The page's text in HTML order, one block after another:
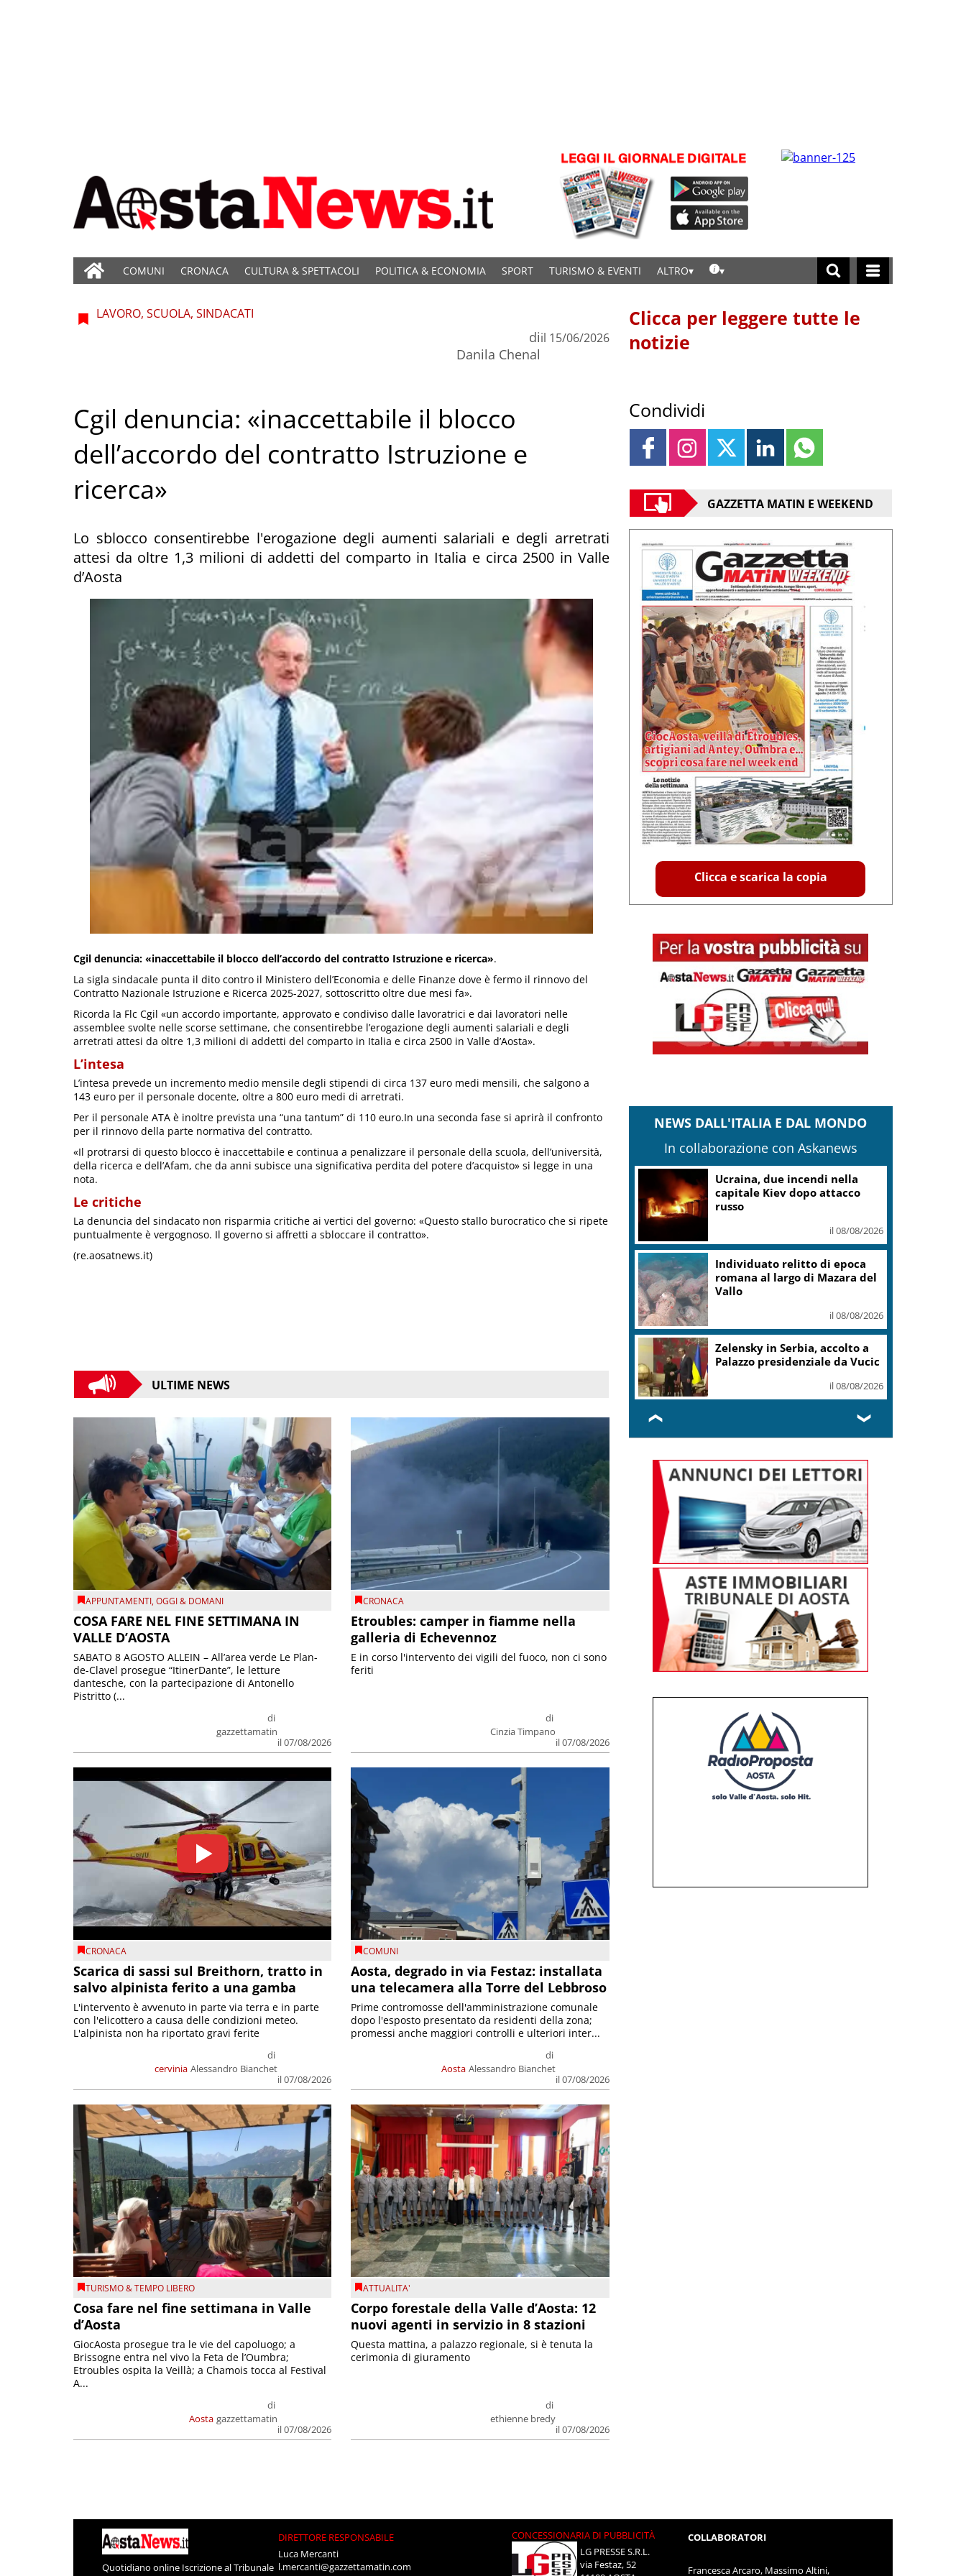
COMUNI CRONACA CULTURA & SPETTACOLI POLITICA & ECONOMIA SPORT TURISMO & EVENTI ALTRO
LAVORO, SCUOLA, SINDACATI
di
Danila Chenal
il 15/06/2026
Cgil denuncia: «inaccettabile il blocco
dell’accordo del contratto Istruzione e
ricerca»
Lo sblocco consentirebbe l'erogazione degli aumenti salariali e degli arretrati
attesi da oltre 1,3 milioni di addetti del comparto in Italia e circa 2500 in Valle
d’Aosta
Cgil denuncia: «inaccettabile il blocco dell’accordo del contratto Istruzione e ricerca».
La sigla sindacale punta il dito contro il Ministero dell’Economia e delle Finanze dove è fermo il rinnovo del
Contratto Nazionale Istruzione e Ricerca 2025-2027, sottoscritto oltre due mesi fa».
Ricorda la Flc Cgil «un accordo importante, approvato e condiviso dalle lavoratrici e dai lavoratori nelle
assemblee svolte nelle scorse settimane, che consentirebbe l’erogazione degli aumenti salariali e degli
arretrati attesi da oltre 1,3 milioni di addetti del comparto in Italia e circa 2500 in Valle d’Aosta».
L’intesa
L’intesa prevede un incremento medio mensile degli stipendi di circa 137 euro medi mensili, che salgono a
143 euro per il personale docente, oltre a 800 euro medi di arretrati.
Per il personale ATA è inoltre prevista una “una tantum” di 110 euro.In una seconda fase si aprirà il confronto
per il rinnovo della parte normativa del contratto.
«Il protrarsi di questo blocco è inaccettabile e continua a penalizzare il personale della scuola, dell’università,
della ricerca e dell’Afam, che da anni subisce una significativa perdita del potere d’acquisto» si legge in una
nota.
Le critiche
La denuncia del sindacato non risparmia critiche ai vertici del governo: «Questo stallo burocratico che si ripete
puntualmente è vergognoso. Il governo si affretti a sbloccare il contratto».
(re.aosatnews.it)
ULTIME NEWS
APPUNTAMENTI,OGGI & DOMANI
COSA FARE NEL FINE SETTIMANA IN
VALLE D’AOSTA
di
gazzettamatin
il 07/08/2026
SABATO 8 AGOSTO ALLEIN – All’area verde Le Plan-
de-Clavel prosegue “ItinerDante”, le letture
dantesche, con la partecipazione di Antonello
Pistritto (...
CRONACA
Etroubles: camper in fiamme nella
galleria di Echevennoz
di
Cinzia Timpano
il 07/08/2026
E in corso l'intervento dei vigili del fuoco, non ci sono
feriti
CRONACA
Scarica di sassi sul Breithorn, tratto in
salvo alpinista ferito a una gamba
cervinia
di
Alessandro Bianchet
il 07/08/2026
L'intervento è avvenuto in parte via terra e in parte
con l'elicottero a causa delle condizioni meteo.
L'alpinista non ha riportato gravi ferite
COMUNI
Aosta, degrado in via Festaz: installata
una telecamera alla Torre del Lebbroso
Aosta
di
Alessandro Bianchet
il 07/08/2026
Prime contromosse dell'amministrazione comunale
dopo l'esposto presentato da residenti della zona;
promessi anche maggiori controlli e ulteriori inter...
TURISMO & TEMPO LIBERO
Cosa fare nel fine settimana in Valle
d’Aosta
Aosta
di
gazzettamatin
il 07/08/2026
GiocAosta prosegue tra le vie del capoluogo; a
Brissogne entra nel vivo la Feta de l’Oumbra;
Etroubles ospita la Veillà; a Chamois tocca al Festival
A...
ATTUALITA'
Corpo forestale della Valle d’Aosta: 12
nuovi agenti in servizio in 8 stazioni
di
ethienne bredy
il 07/08/2026
Questa mattina, a palazzo regionale, si è tenuta la
cerimonia di giuramento
Clicca per leggere tutte le
notizie
Condividi
GAZZETTA MATIN E WEEKEND
Clicca e scarica la copia
NEWS DALL'ITALIA E DAL MONDO
In collaborazione con Askanews
Ucraina, due incendi nella
capitale Kiev dopo attacco
russo
il 08/08/2026
Individuato relitto di epoca
romana al largo di Mazara del
Vallo
il 08/08/2026
Zelensky in Serbia, accolto a
Palazzo presidenziale da Vucic
il 08/08/2026
❮ ❯
Quotidiano online Iscrizione al Tribunale
DIRETTORE RESPONSABILE
Luca Mercanti
l.mercanti@gazzettamatin.com
CONCESSIONARIA DI PUBBLICITÀ
LG PRESSE S.R.L.
via Festaz, 52
COLLABORATORI
Francesca Arcaro, Massimo Altini,